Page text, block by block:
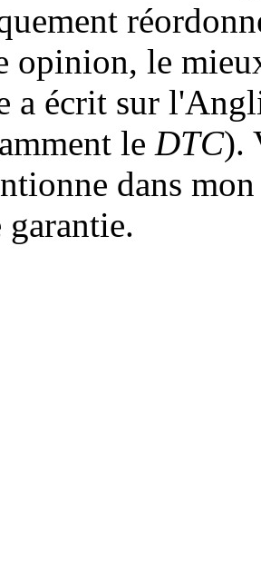
opinion, le
a écrit sur
le DTC).
dans